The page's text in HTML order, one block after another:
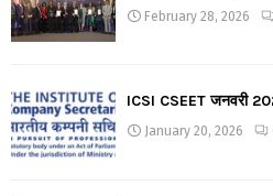
February 28, 2026
ICSI CSEET जनवरी
January 20, 2026